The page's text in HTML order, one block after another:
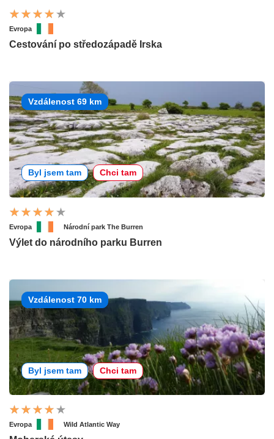
Evropa
Cestování po středozápadě Irska
Vzdálenost 69 km
Byl jsem tam Chci tam
Evropa Národní park The Burren
Výlet do národního parku Burren
Vzdálenost 70 km
Byl jsem tam Chci tam
Evropa Wild Atlantic Way